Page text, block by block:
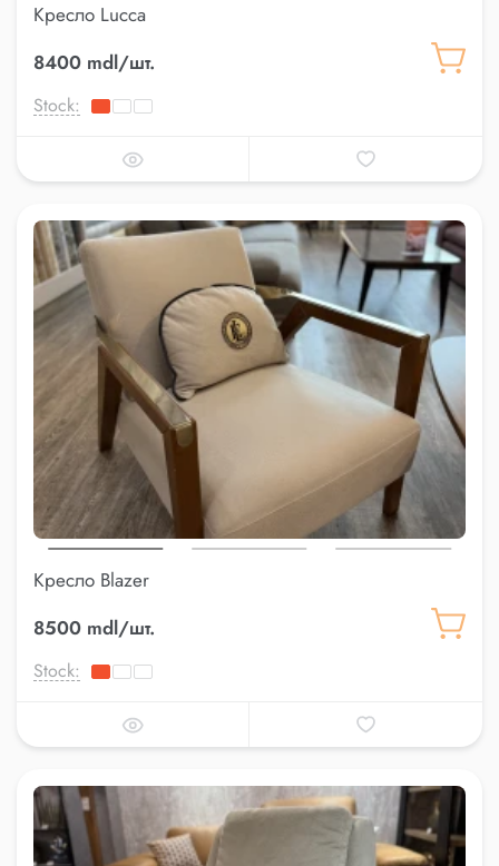
Кресло Lucca
8400 mdl/шт.
Stock:
Кресло Blazer
8500 mdl/шт.
Stock: